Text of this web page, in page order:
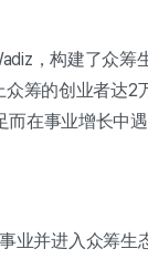
，构建了众筹
筹的创业者达2
在事业增长中
业并进入众筹生